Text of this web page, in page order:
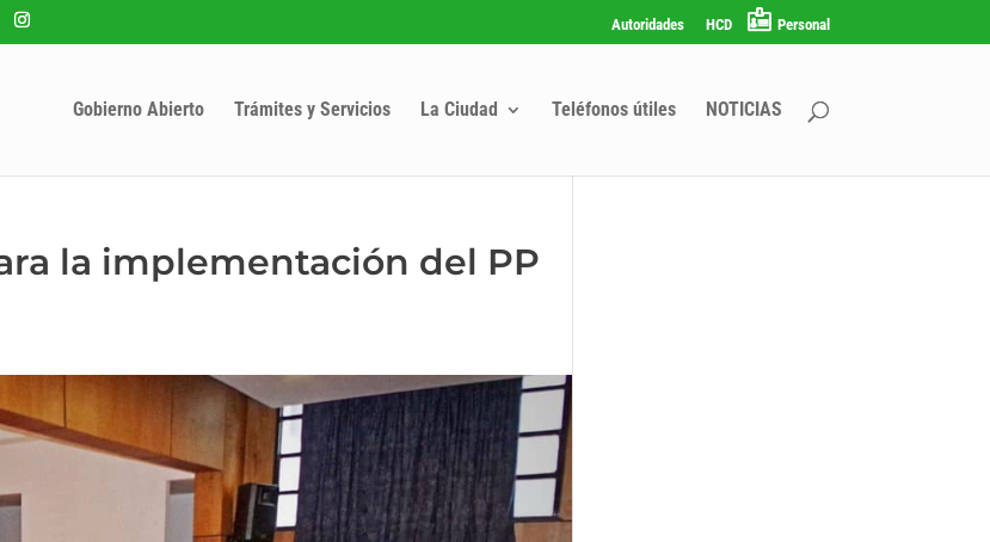
Autoridades HCD Personal
Gobierno Abierto Trámites y Servicios La Ciudad Teléfonos útiles NOTICIAS
la implementación del PP